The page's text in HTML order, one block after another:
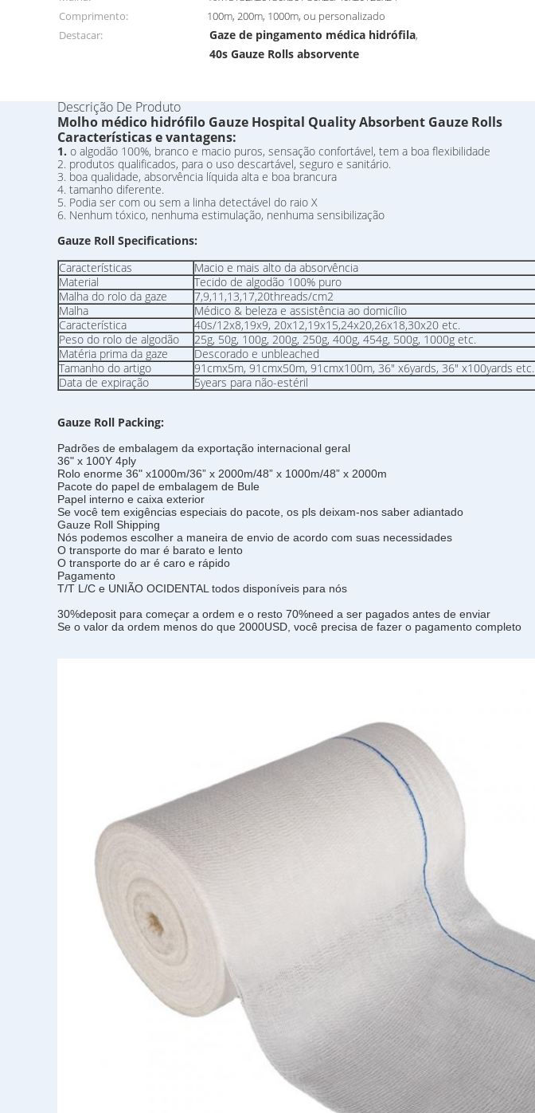
Comprimento:
100m, 200m, 1000m, ou personalizado
Destacar:
Gaze de pingamento médica hidrófila,
40s Gauze Rolls absorvente
Descrição De Produto
Molho médico hidrófilo Gauze Hospital Quality Absorbent Gauze Rolls
Características e vantagens:
1. o algodão 100%, branco e macio puros, sensação confortável, tem a boa flexibilidade
2. produtos qualificados, para o uso descartável, seguro e sanitário.
3. boa qualidade, absorvência líquida alta e boa brancura
4. tamanho diferente.
5. Podia ser com ou sem a linha detectável do raio X
6. Nenhum tóxico, nenhuma estimulação, nenhuma sensibilização
Gauze Roll Specifications:
Características
Macio e mais alto da absorvência
Material
Tecido de algodão 100% puro
Malha do rolo da gaze
7,9,11,13,17,20threads/cm2
Malha
Médico & beleza e assistência ao domicílio
Característica
40s/12x8,19x9, 20x12,19x15,24x20,26x18,30x20 etc.
Peso do rolo de algodão
25g, 50g, 100g, 200g, 250g, 400g, 454g, 500g, 1000g etc.
Matéria prima da gaze
Descorado e unbleached
Tamanho do artigo
91cmx5m, 91cmx50m, 91cmx100m, 36" x6yards, 36" x100yards etc.
Data de expiração
5years para não-estéril
Gauze Roll Packing:
Padrões de embalagem da exportação internacional geral
36" x 100Y 4ply
Rolo enorme 36" x1000m/36” x 2000m/48” x 1000m/48” x 2000m
Pacote do papel de embalagem de Bule
Papel interno e caixa exterior
Se você tem exigências especiais do pacote, os pls deixam-nos saber adiantado
Gauze Roll Shipping
Nós podemos escolher a maneira de envio de acordo com suas necessidades
O transporte do mar é barato e lento
O transporte do ar é caro e rápido
Pagamento
T/T L/C e UNIÃO OCIDENTAL todos disponíveis para nós
30%deposit para começar a ordem e o resto 70%need a ser pagados antes de enviar
Se o valor da ordem menos do que 2000USD, você precisa de fazer o pagamento completo